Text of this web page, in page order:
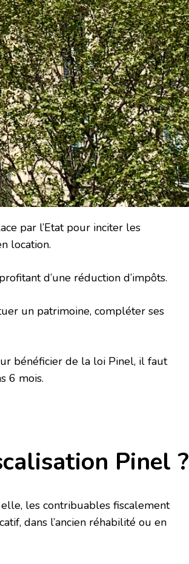
par l’Etat pour inciter les
location.
d’une réduction d’impôts.
un patrimoine, compléter ses
bénéficier de la loi Pinel, il faut
6 mois.
Pinel ?
les contribuables fiscalement
dans l’ancien réhabilité ou en